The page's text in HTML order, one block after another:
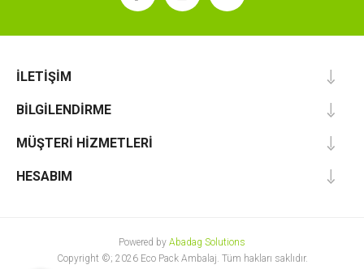
İLETIŞIM
BILGILENDIRME
MÜŞTERI HIZMETLERI
HESABIM
Powered by Abadag Solutions
Copyright ©; 2026 Eco Pack Ambalaj. Tüm hakları saklıdır.